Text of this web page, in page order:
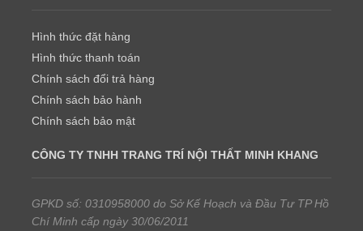
Hình thức đặt hàng
Hình thức thanh toán
Chính sách đổi trả hàng
Chính sách bảo hành
Chính sách bảo mật
CÔNG TY TNHH TRANG TRÍ NỘI THẤT MINH KHANG
GPKD số: 0310958000 do Sở Kế Hoạch và Đầu Tư TP Hồ
Chí Minh cấp ngày 30/06/2011